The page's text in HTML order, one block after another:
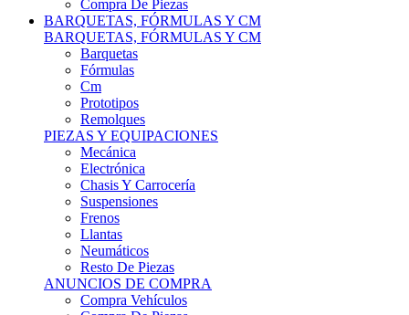
Compra De Piezas
BARQUETAS, FÓRMULAS Y CM
BARQUETAS, FÓRMULAS Y CM
Barquetas
Fórmulas
Cm
Prototipos
Remolques
PIEZAS Y EQUIPACIONES
Mecánica
Electrónica
Chasis Y Carrocería
Suspensiones
Frenos
Llantas
Neumáticos
Resto De Piezas
ANUNCIOS DE COMPRA
Compra Vehículos